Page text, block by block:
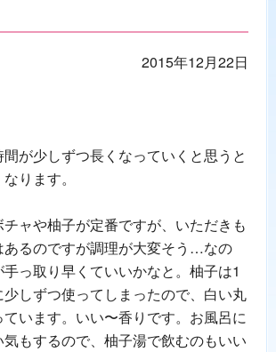
2015年12月22日
が少しずつ長くなっていくと思うと
ります。
ャや柚子が定番ですが、いただきも
あるのですが調理が大変そう…なの
っ取り早くていいかなと。柚子は1
しずつ使ってしまったので、白い丸
います。いい〜香りです。お風呂に
もするので、柚子湯で飲むのもいい